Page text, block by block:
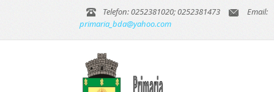
Telefon: 0252381020; 0252381473
Email:
primaria_bda@yahoo.com